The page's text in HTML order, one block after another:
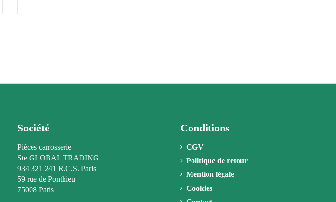
Société
Pièces carrosserie
Ste GLOBAL TRADING
934 321 241 R.C.S. Paris
59 rue de Ponthieu
75008 Paris
Conditions
CGV
Politique de retour
Mention légale
Cookies